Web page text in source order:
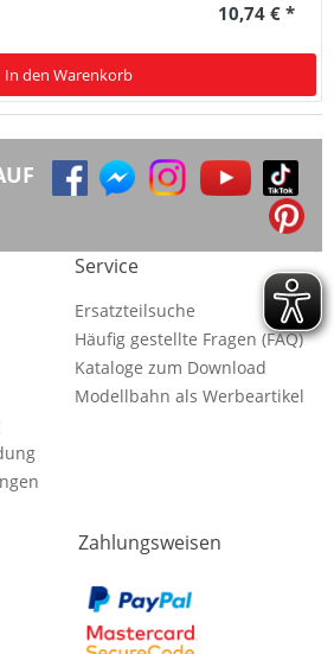
10,74 € *
In den Warenkorb
Service
Ersatzteilsuche
Häufig gestellte Fragen (FAQ)
Kataloge zum Download
Modellbahn als Werbeartikel
Zahlungsweisen